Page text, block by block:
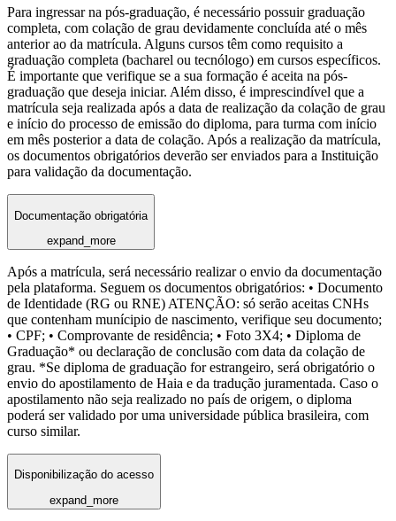
Para ingressar na pós-graduação, é necessário possuir graduação
completa, com colação de grau devidamente concluída até o mês
anterior ao da matrícula. Alguns cursos têm como requisito a
graduação completa (bacharel ou tecnólogo) em cursos específicos.
É importante que verifique se a sua formação é aceita na pós-
graduação que deseja iniciar. Além disso, é imprescindível que a
matrícula seja realizada após a data de realização da colação de grau
e início do processo de emissão do diploma, para turma com início
em mês posterior a data de colação. Após a realização da matrícula,
os documentos obrigatórios deverão ser enviados para a Instituição
para validação da documentação.
Documentação obrigatória
expand_more
Após a matrícula, será necessário realizar o envio da documentação
pela plataforma. Seguem os documentos obrigatórios: • Documento
de Identidade (RG ou RNE) ATENÇÃO: só serão aceitas CNHs
que contenham munícipio de nascimento, verifique seu documento;
• CPF; • Comprovante de residência; • Foto 3X4; • Diploma de
Graduação* ou declaração de conclusão com data da colação de
grau. *Se diploma de graduação for estrangeiro, será obrigatório o
envio do apostilamento de Haia e da tradução juramentada. Caso o
apostilamento não seja realizado no país de origem, o diploma
poderá ser validado por uma universidade pública brasileira, com
curso similar.
Disponibilização do acesso
expand_more